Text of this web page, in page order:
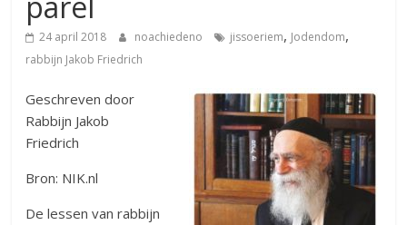
24 april 2018 noachiedeno jissoeriem, Jodendom,
rabbijn Jakob Friedrich
Geschreven door
Rabbijn Jakob
Friedrich
Bron: NIK.nl
De lessen van rabbijn